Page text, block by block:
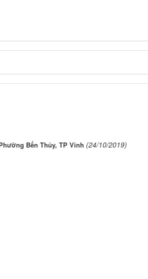
Bến Thủy, TP Vinh (24/10/2019)